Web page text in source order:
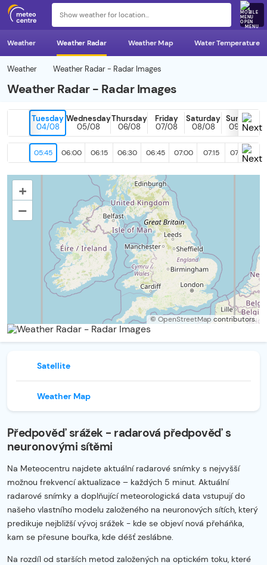
MENU
Weather Weather Radar Weather Map Water Temperature
Weather Weather Radar - Radar Images
Weather Radar - Radar Images
Tuesday
04/08
Wednesday
05/08
Thursday
06/08
Friday
07/08
Saturday
08/08
Sunday
09/08
05:45 06:00 06:15 06:30 06:45 07:00 07:15 07:30
+
–
© OpenStreetMap contributors.
Satellite
Weather Map
Předpověď srážek - radarová předpověď s
neuronovými sítěmi
Na Meteocentru najdete aktuální radarové snímky s nejvyšší
možnou frekvencí aktualizace – každých 5 minut. Aktuální
radarové snímky a doplňující meteorologická data vstupují do
našeho vlastního modelu založeného na neuronových sítích, který
predikuje nejbližší vývoj srážek - kde se objeví nová přeháňka,
kam se přesune bouřka, kde déšť zeslábne.
Na rozdíl od starších metod založených na optickém toku, které